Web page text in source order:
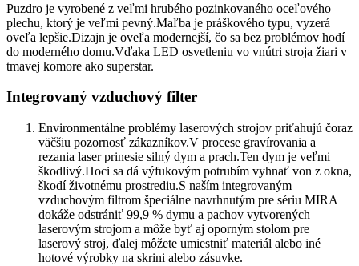
Puzdro je vyrobené z veľmi hrubého pozinkovaného oceľového
plechu, ktorý je veľmi pevný.Maľba je práškového typu, vyzerá
oveľa lepšie.Dizajn je oveľa modernejší, čo sa bez problémov hodí
do moderného domu.Vďaka LED osvetleniu vo vnútri stroja žiari v
tmavej komore ako superstar.
Integrovaný vzduchový filter
Environmentálne problémy laserových strojov priťahujú čoraz
väčšiu pozornosť zákazníkov.V procese gravírovania a
rezania laser prinesie silný dym a prach.Ten dym je veľmi
škodlivý.Hoci sa dá výfukovým potrubím vyhnať von z okna,
škodí životnému prostrediu.S naším integrovaným
vzduchovým filtrom špeciálne navrhnutým pre sériu MIRA
dokáže odstrániť 99,9 % dymu a pachov vytvorených
laserovým strojom a môže byť aj oporným stolom pre
laserový stroj, ďalej môžete umiestniť materiál alebo iné
hotové výrobky na skrini alebo zásuvke.